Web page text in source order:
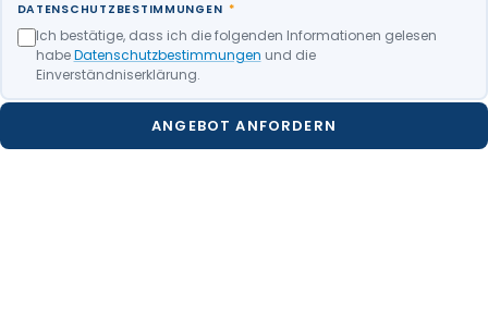
DATENSCHUTZBESTIMMUNGEN *
Ich bestätige, dass ich die folgenden Informationen gelesen
habeDatenschutzbestimmungen und die
Einverständniserklärung.
ANGEBOT ANFORDERN